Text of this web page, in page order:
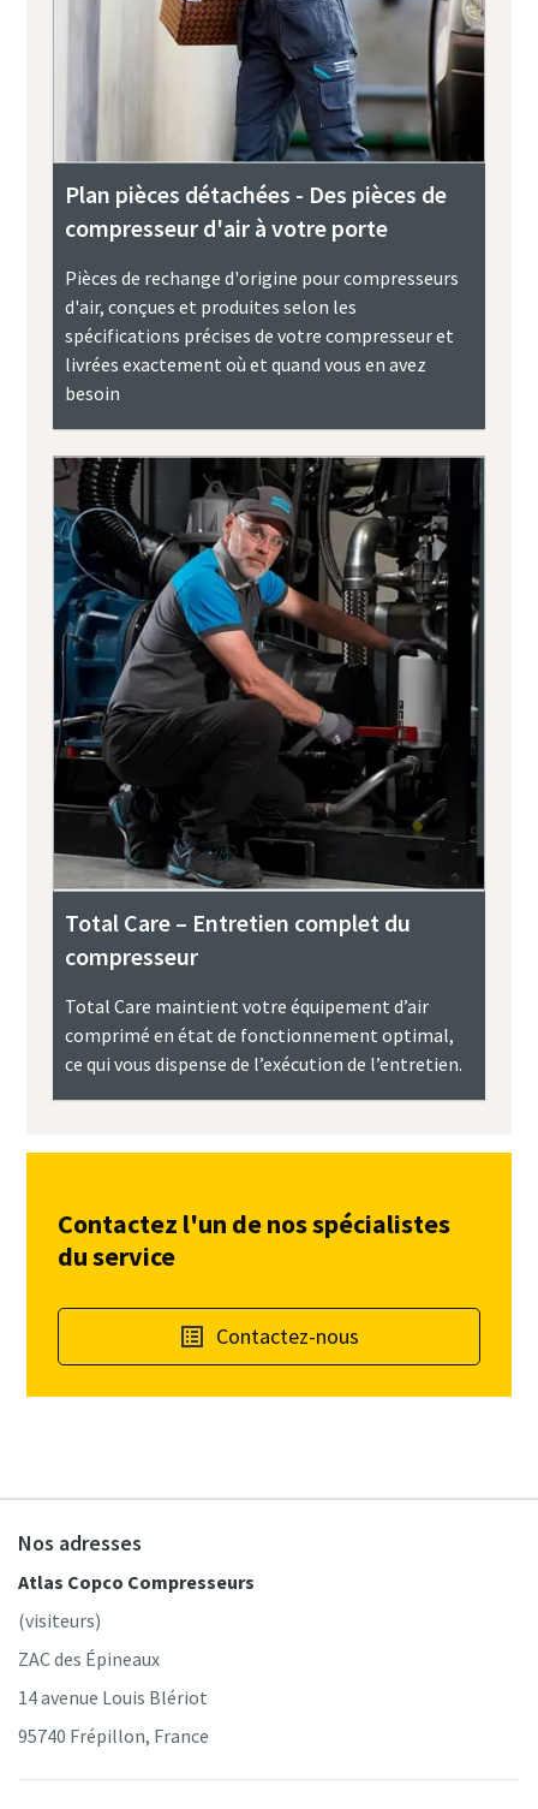
Plan pièces détachées - Des pièces de
compresseur d'air à votre porte
Pièces de rechange d'origine pour compresseurs
d'air, conçues et produites selon les
spécifications précises de votre compresseur et
livrées exactement où et quand vous en avez
besoin
Total Care – Entretien complet du
compresseur
Total Care maintient votre équipement d’air
comprimé en état de fonctionnement optimal,
ce qui vous dispense de l’exécution de l’entretien.
Contactez l'un de nos spécialistes
du service
Contactez-nous
Nos adresses
Atlas Copco Compresseurs
(visiteurs)
ZAC des Épineaux
14 avenue Louis Blériot
95740 Frépillon, France